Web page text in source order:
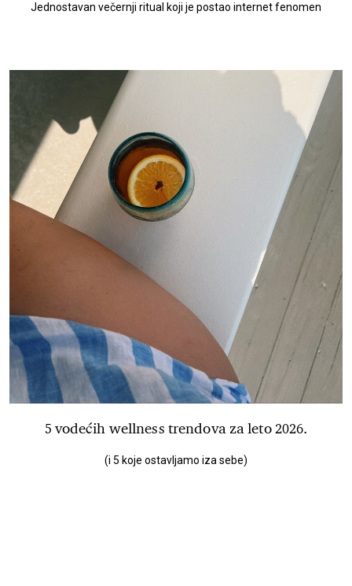
Jednostavan večernji ritual koji je postao internet fenomen
5 vodećih wellness trendova za leto 2026.
(i 5 koje ostavljamo iza sebe)